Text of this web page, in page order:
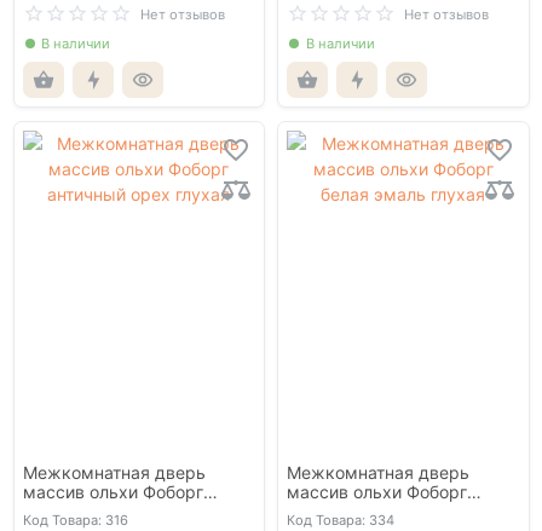
Нет отзывов
В наличии
Нет отзывов
В наличии
Межкомнатная дверь
массив ольхи Фоборг
античный орех глухая
Код Товара: 316
Межкомнатная дверь
массив ольхи Фоборг
белая эмаль глухая
Код Товара: 334